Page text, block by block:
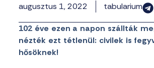
augusztus 1, 2022 tabularium
102 éve ezen a napon szállták
nézték ezt tétlenül: civilek is
hősöknek!